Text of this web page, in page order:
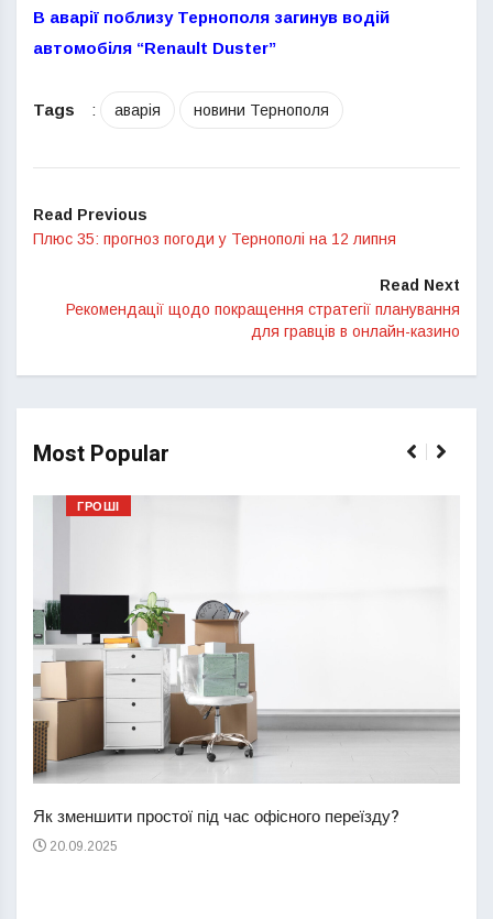
В аварії поблизу Тернополя загинув водій
автомобіля “Renault Duster”
Tags : аварія новини Тернополя
Read Previous
Плюс 35: прогноз погоди у Тернополі на 12 липня
Read Next
Рекомендації щодо покращення стратегії планування
для гравців в онлайн-казино
Most Popular
ГРОШІ
Як зменшити простої під час офісного переїзду?
20.09.2025